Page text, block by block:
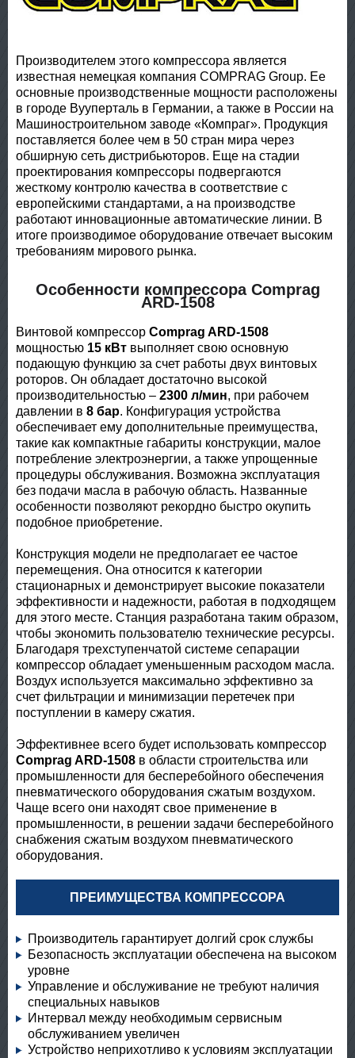
Производителем этого компрессора является
известная немецкая компания COMPRAG Group. Ее
основные производственные мощности расположены
в городе Вууперталь в Германии, а также в России на
Машиностроительном заводе «Компраг». Продукция
поставляется более чем в 50 стран мира через
обширную сеть дистрибьюторов. Еще на стадии
проектирования компрессоры подвергаются
жесткому контролю качества в соответствие с
европейскими стандартами, а на производстве
работают инновационные автоматические линии. В
итоге производимое оборудование отвечает высоким
требованиям мирового рынка.
Особенности компрессора Comprag
ARD-1508
Винтовой компрессор Comprag ARD-1508
мощностью 15 кВт выполняет свою основную
подающую функцию за счет работы двух винтовых
роторов. Он обладает достаточно высокой
производительностью – 2300 л/мин, при рабочем
давлении в 8 бар. Конфигурация устройства
обеспечивает ему дополнительные преимущества,
такие как компактные габариты конструкции, малое
потребление электроэнергии, а также упрощенные
процедуры обслуживания. Возможна эксплуатация
без подачи масла в рабочую область. Названные
особенности позволяют рекордно быстро окупить
подобное приобретение.
Конструкция модели не предполагает ее частое
перемещения. Она относится к категории
стационарных и демонстрирует высокие показатели
эффективности и надежности, работая в подходящем
для этого месте. Станция разработана таким образом,
чтобы экономить пользователю технические ресурсы.
Благодаря трехступенчатой системе сепарации
компрессор обладает уменьшенным расходом масла.
Воздух используется максимально эффективно за
счет фильтрации и минимизации перетечек при
поступлении в камеру сжатия.
Эффективнее всего будет использовать компрессор
Comprag ARD-1508 в области строительства или
промышленности для бесперебойного обеспечения
пневматического оборудования сжатым воздухом.
Чаще всего они находят свое применение в
промышленности, в решении задачи бесперебойного
снабжения сжатым воздухом пневматического
оборудования.
ПРЕИМУЩЕСТВА КОМПРЕССОРА
Производитель гарантирует долгий срок службы
Безопасность эксплуатации обеспечена на высоком
уровне
Управление и обслуживание не требуют наличия
специальных навыков
Интервал между необходимым сервисным
обслуживанием увеличен
Устройство неприхотливо к условиям эксплуатации